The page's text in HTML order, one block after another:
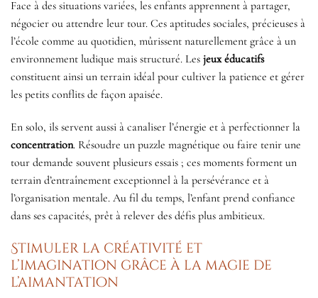
Face à des situations variées, les enfants apprennent à partager,
négocier ou attendre leur tour. Ces aptitudes sociales, précieuses à
l’école comme au quotidien, mûrissent naturellement grâce à un
environnement ludique mais structuré. Les jeux éducatifs
constituent ainsi un terrain idéal pour cultiver la patience et gérer
les petits conflits de façon apaisée.
En solo, ils servent aussi à canaliser l’énergie et à perfectionner la
concentration. Résoudre un puzzle magnétique ou faire tenir une
tour demande souvent plusieurs essais ; ces moments forment un
terrain d’entraînement exceptionnel à la persévérance et à
l’organisation mentale. Au fil du temps, l’enfant prend confiance
dans ses capacités, prêt à relever des défis plus ambitieux.
Stimuler la créativité et
l’imagination grâce à la magie de
l’aimantation